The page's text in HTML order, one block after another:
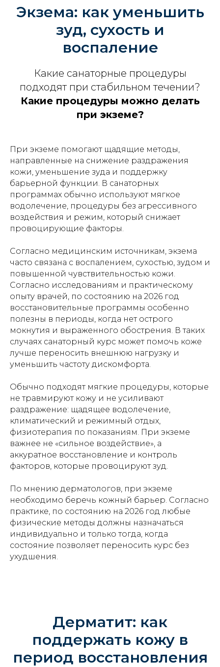
Экзема: как уменьшить
зуд, сухость и
воспаление
Какие санаторные процедуры
подходят при стабильном течении?
Какие процедуры можно делать
при экземе?
При экземе помогают щадящие методы,
направленные на снижение раздражения
кожи, уменьшение зуда и поддержку
барьерной функции. В санаторных
программах обычно используют мягкое
водолечение, процедуры без агрессивного
воздействия и режим, который снижает
провоцирующие факторы.
Согласно медицинским источникам, экзема
часто связана с воспалением, сухостью, зудом и
повышенной чувствительностью кожи.
Согласно исследованиям и практическому
опыту врачей, по состоянию на 2026 год
восстановительные программы особенно
полезны в периоды, когда нет острого
мокнутия и выраженного обострения. В таких
случаях санаторный курс может помочь коже
лучше переносить внешнюю нагрузку и
уменьшить частоту дискомфорта.
Обычно подходят мягкие процедуры, которые
не травмируют кожу и не усиливают
раздражение: щадящее водолечение,
климатический и режимный отдых,
физиотерапия по показаниям. При экземе
важнее не «сильное воздействие», а
аккуратное восстановление и контроль
факторов, которые провоцируют зуд.
По мнению дерматологов, при экземе
необходимо беречь кожный барьер. Согласно
практике, по состоянию на 2026 год любые
физические методы должны назначаться
индивидуально и только тогда, когда
состояние позволяет переносить курс без
ухудшения.
Дерматит: как
поддержать кожу в
период восстановления